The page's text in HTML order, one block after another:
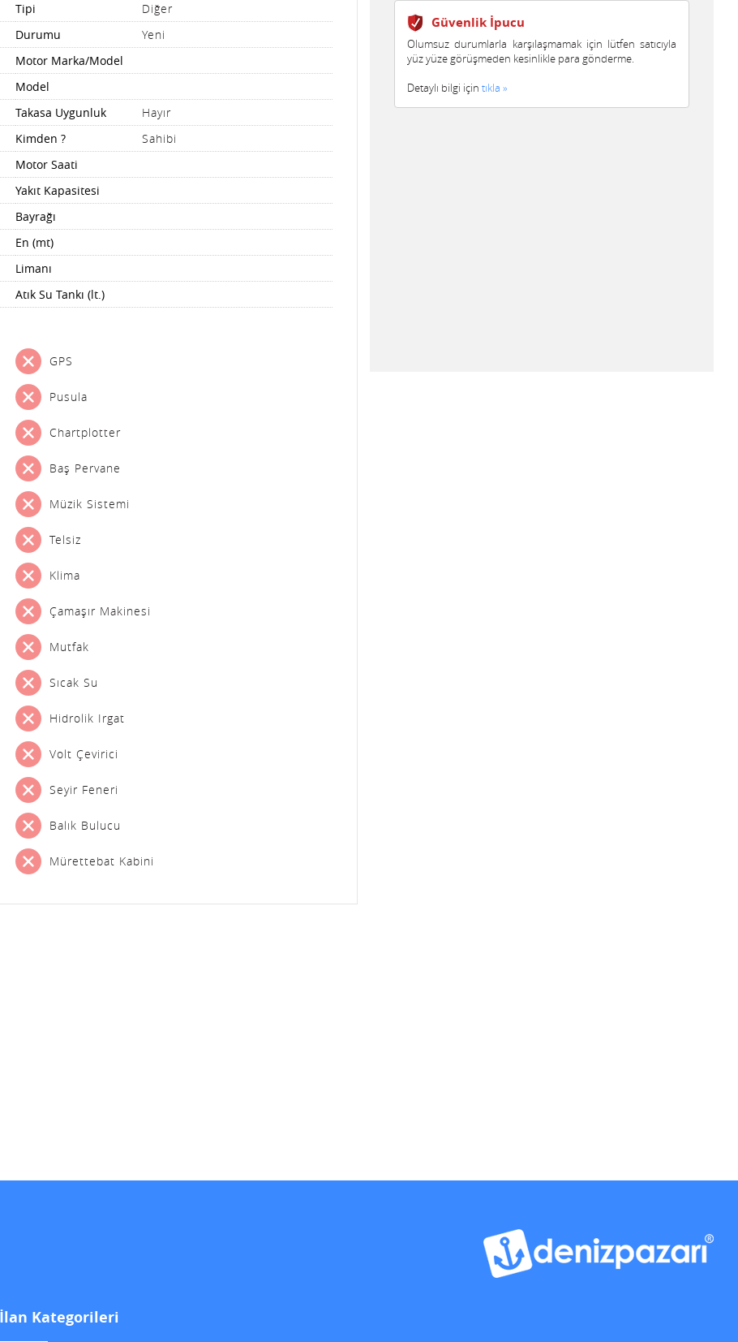
Tipi
Diğer
Durumu
Yeni
Motor Marka/Model
Model
Takasa Uygunluk
Hayır
Kimden ?
Sahibi
Motor Saati
Yakıt Kapasitesi
Bayrağı
En (mt)
Limanı
Atık Su Tankı (lt.)
GPS
Pusula
Chartplotter
Baş Pervane
Müzik Sistemi
Telsiz
Klima
Çamaşır Makinesi
Mutfak
Sıcak Su
Hidrolik Irgat
Volt Çevirici
Seyir Feneri
Balık Bulucu
Mürettebat Kabini
Güvenlik İpucu
Olumsuz durumlarla karşılaşmamak için lütfen satıcıyla
yüz yüze görüşmeden kesinlikle para gönderme.
Detaylı bilgi içintıkla »
İlan Kategorileri